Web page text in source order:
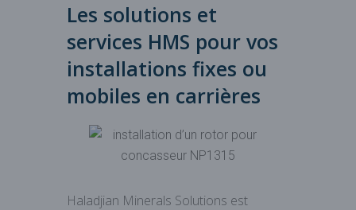
Les solutions et
services HMS pour vos
installations fixes ou
mobiles en carrières
Haladjian Minerals Solutions est